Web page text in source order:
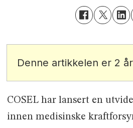
Denne artikkelen er 2
COSEL har lansert en
innen medisinske